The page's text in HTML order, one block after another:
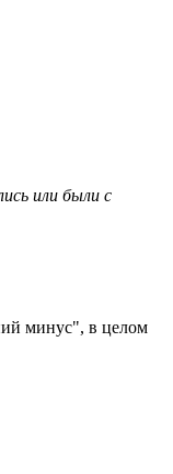
или были с
минус", в целом